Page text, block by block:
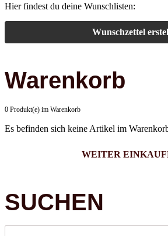
Hier findest du deine Wunschlisten:
Wunschzettel
Warenkorb
0 Produkt(e) im Warenkorb
Es befinden sich keine Artikel im
WEITER
SUCHEN